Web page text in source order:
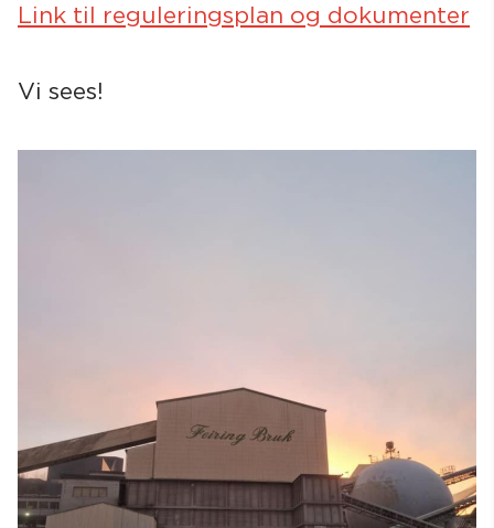
Link til reguleringsplan og dokumenter
Vi sees!